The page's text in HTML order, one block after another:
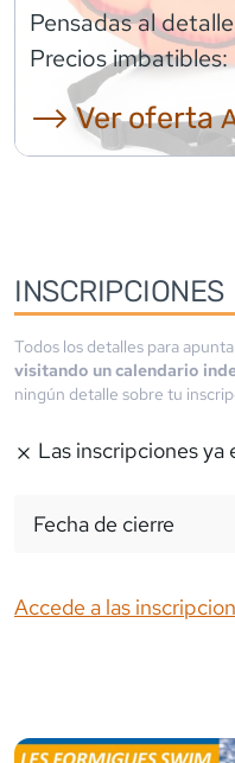
Pensadas al
Precios imbatibles:
⟶ Ver oferta
INSCRIPCIONES
Todos los detalles para
visitando un calendario
ningún detalle sobre tu
Las inscripciones ya
Fecha de cierre
Accede a las